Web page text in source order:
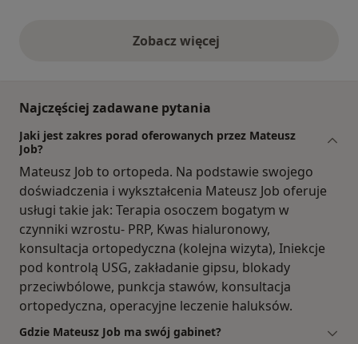
Zobacz więcejopinie powyżej
Najczęściej zadawane pytania
Jaki jest zakres porad oferowanych przez Mateusz
Job?
Mateusz Job to ortopeda. Na podstawie swojego
doświadczenia i wykształcenia Mateusz Job oferuje
usługi takie jak: Terapia osoczem bogatym w
czynniki wzrostu- PRP, Kwas hialuronowy,
konsultacja ortopedyczna (kolejna wizyta), Iniekcje
pod kontrolą USG, zakładanie gipsu, blokady
przeciwbólowe, punkcja stawów, konsultacja
ortopedyczna, operacyjne leczenie haluksów.
Gdzie Mateusz Job ma swój gabinet?